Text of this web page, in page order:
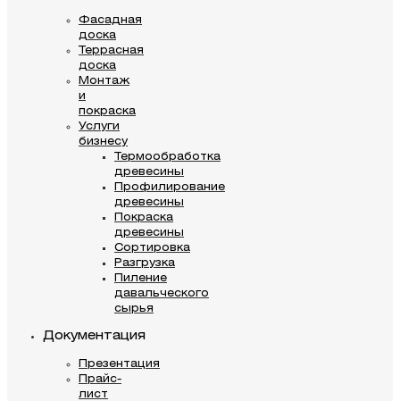
Фасадная
доска
Террасная
доска
Монтаж
и
покраска
Услуги
бизнесу
Термообработка
древесины
Профилирование
древесины
Покраска
древесины
Сортировка
Разгрузка
Пиление
давальческого
сырья
Документация
Презентация
Прайс-
лист